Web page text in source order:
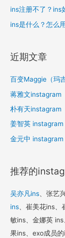
ins注册不了？ins
ins是什么？怎么
近期文章
百变Maggie（玛
蒋雅文instagram
朴有天instagram
姜智英 instagram
金元中 instagram
推荐的
吴亦凡ins、张艺
ins、崔美花ins、
敏ins、金娜英
果ins、exo成员